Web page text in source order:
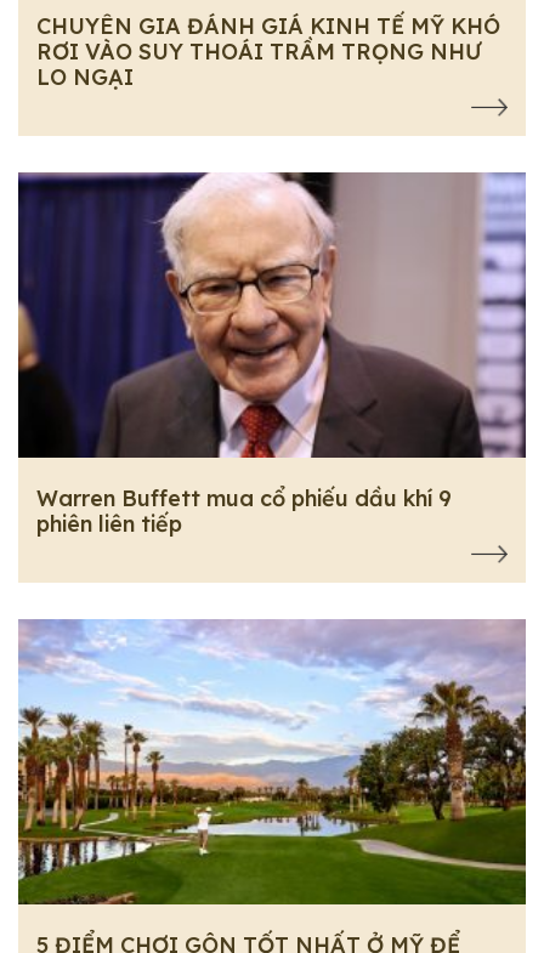
CHUYÊN GIA ĐÁNH GIÁ KINH TẾ MỸ KHÓ
RƠI VÀO SUY THOÁI TRẦM TRỌNG NHƯ
LO NGẠI
Warren Buffett mua cổ phiếu dầu khí 9
phiên liên tiếp
5 ĐIỂM CHƠI GÔN TỐT NHẤT Ở MỸ ĐỂ